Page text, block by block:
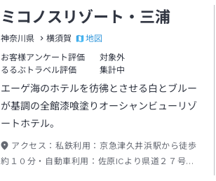
ミコノスリゾート・三浦
神奈川県 横須賀
地図
お客様アンケート評価
対象外
るるぶトラベル評価
集計中
エーゲ海のホテルを彷彿とさせる白とブルー
が基調の全館漆喰塗りオーシャンビューリゾ
ートホテル。
アクセス： 私鉄利用：京急津久井浜駅から徒歩
約１０分・自動車利用：佐原ICより県道２７号線